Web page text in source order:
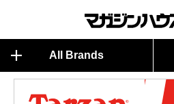
All Brands